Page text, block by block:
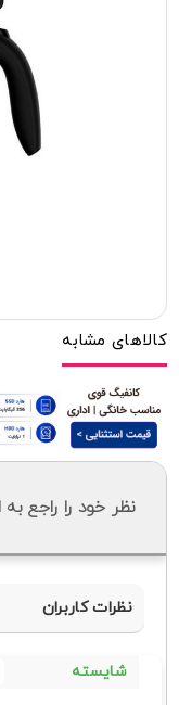
کالاهای مشابه
نظر خود را راجع به
نظرات کاربران
شایسته